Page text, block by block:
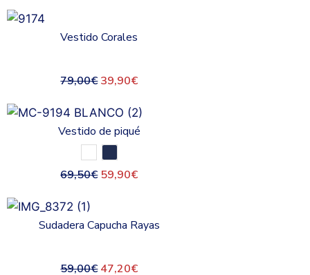
Vestido Corales
79,00€ 39,90€
Vestido de piqué
69,50€ 59,90€
Sudadera Capucha Rayas
59,00€ 47,20€